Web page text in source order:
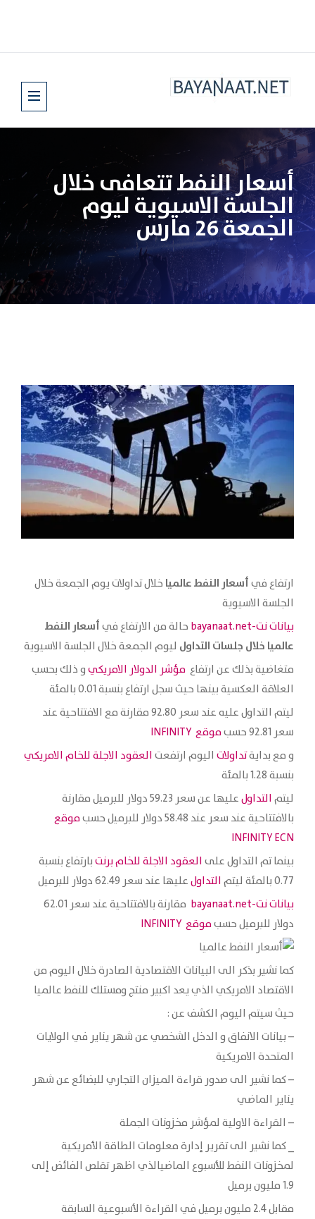
أسعار النفط تتعافى خلال
الجلسة الاسيوية ليوم
الجمعة 26 مارس
ارتفاع فيأسعار النفط عالميا خلال تداولات يوم الجمعة خلال
الجلسة الاسيوية
بيانات نت-bayanaat.net
حالة من الارتفاع فيأسعار النفط
عالميا خلال جلسات التداول ليوم الجمعة خلال الجلسة الاسيوية
متغاضية بذلك عن ارتفاع مؤشر الدولار الامريكيو ذلك بحسب
العلاقة العكسية بينها حيث سجل ارتفاع بنسبة 0.01 بالمئة
ليتم التداول عليه عند سعر 92.80 مقارنة مع الافتتاحية عند
سعر 92.81 حسب
موقع INFINITY
و مع بدايةتداولات اليوم ارتفعتالعقود الاجلة للخام الامريكي
بنسبة 1.28 بالمئة
ليتمالتداول
عليها عن سعر 59.23 دولار للبرميل مقارنة
بالافتتاحية عند سعر عند 58.48 دولار للبرميل حسب
موقع
INFINITY ECN
بينما تم التداول علىالعقود الاجلة للخام برنتبارتفاع بنسبة
0.77 بالمئة ليتم
التداولعليها عند سعر 62.49 دولار للبرميل
بيانات نت-bayanaat.net
مقارنة بالافتتاحية عند سعر 62.01
دولار للبرميل حسبموقع INFINITY
كما نشير بذكر الى البيانات الاقتصادية الصادرة خلال اليوم من
الاقتصاد الامريكي الذي يعد اكبير منتج ومستلك للنفط عالميا
حيث سيتم اليوم الكشف عن :
– بيانات الانفاق و الدخل الشخصي عن شهر يناير في الولايات
المتحدة الامريكية
– كما نشير الى صدور قراءة الميزان التجاري للبضائع عن شهر
يناير الماضي
– القراءة الاولية لمؤشر مخزونات الجملة
_ كما نشير الى تقرير إدارة معلومات الطاقة الأمريكية
لمخزونات النفط للأسبوع الماضيالذي اظهر تقلص الفائض إلى
1.9 مليون برميل
مقابل 2.4 مليون برميل في القراءة الأسبوعية السابقة